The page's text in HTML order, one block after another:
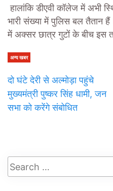
हालांकि डीएवी कॉलेज में अभी
भारी संख्या में पुलिस बल तैतान
में अक्सर छात्र गुटों के बीच इस
अन्य खबर
दो घंटे देरी से अल्मोड़ा पहुंचे
मुख्यमंत्री पुष्कर सिंह धामी, जन
सभा को करेंगे संबोधित